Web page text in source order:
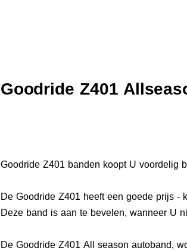
Goodride Z401
Goodride Z401 banden koopt U voordelig
De Goodride Z401 heeft een goede prijs -
Deze band is aan te bevelen, wanneer U
De Goodride Z401 All season autoband,